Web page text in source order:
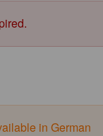
in German